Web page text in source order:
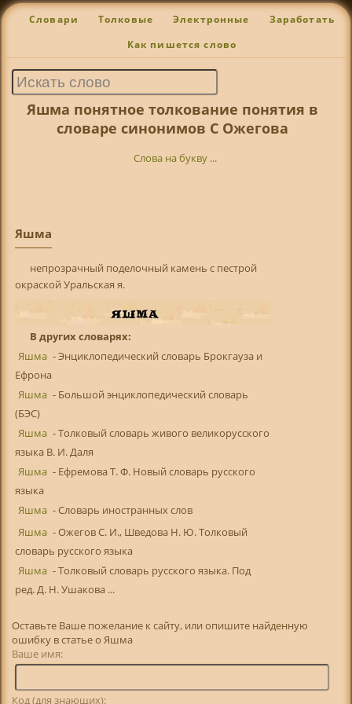
Словари Толковые Электронные Заработать
Как пишется слово
Яшма понятное толкование понятия в
словаре синонимов С Ожегова
Слова на букву ...
Яшма
непрозрачный поделочный камень с пестрой
окраской Уральская я.
В других словарях:
Яшма - Энциклопедический словарь Брокгауза и
Ефрона
Яшма - Большой энциклопедический словарь
(БЭС)
Яшма - Толковый словарь живого великорусского
языка В. И. Даля
Яшма - Ефремова Т. Ф. Новый словарь русского
языка
Яшма - Словарь иностранных слов
Яшма - Ожегов С. И., Шведова Н. Ю. Толковый
словарь русского языка
Яшма - Толковый словарь русского языка. Под
ред. Д. Н. Ушакова ...
Оставьте Ваше пожелание к сайту, или опишите найденную
ошибку в статье о Яшма
Ваше имя:
Код (для знающих):